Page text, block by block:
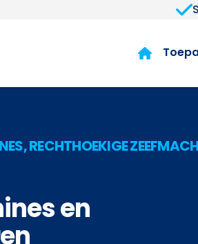
RECHTHOEKIGE
en